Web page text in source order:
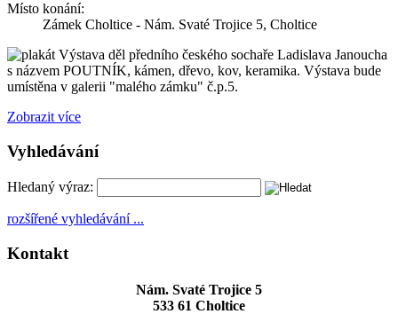
Místo konání:
Zámek Choltice - Nám. Svaté Trojice 5, Choltice
Výstava děl předního českého sochaře Ladislava Janoucha
s názvem POUTNÍK, kámen, dřevo, kov, keramika. Výstava bude
umístěna v galerii "malého zámku" č.p.5.
Zobrazit více
Vyhledávání
Hledaný výraz:
rozšířené vyhledávání ...
Kontakt
Nám. Svaté Trojice 5
533 61 Choltice